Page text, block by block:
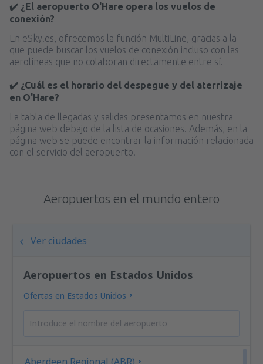
✔️ ¿El aeropuerto O'Hare opera los vuelos de
conexión?
En eSky.es, ofrecemos la función MultiLine, gracias a la
que puede buscar los vuelos de conexión incluso con las
aerolíneas que no colaboran directamente entre sí.
✔️ ¿Cuál es el horario del despegue y del aterrizaje
en O'Hare?
La tabla de llegadas y salidas presentamos en nuestra
página web debajo de la lista de ocasiones. Además, en la
página web se puede encontrar la información relacionada
con el servicio del aeropuerto.
Aeropuertos en el mundo entero
Ver ciudades
Aeropuertos en Estados Unidos
Ofertas en Estados Unidos